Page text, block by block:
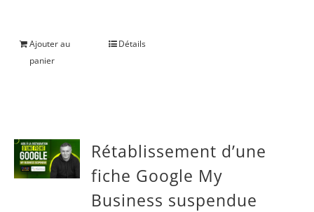
Ajouter au
panier
Détails
Rétablissement d’une
fiche Google My
Business suspendue